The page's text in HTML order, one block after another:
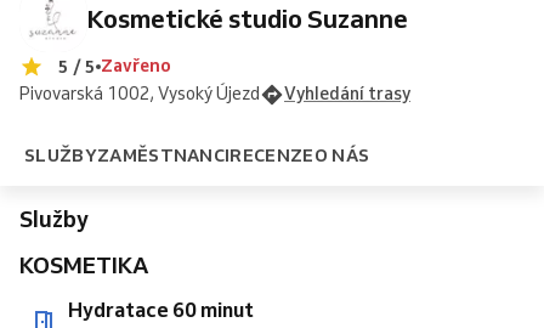
Kosmetické studio Suzanne
5 / 5 Zavřeno
Pivovarská 1002, Vysoký Újezd
Vyhledání trasy
SLUŽBYZAMĚSTNANCIRECENZEO NÁS
Služby
KOSMETIKA
Hydratace 60 minut